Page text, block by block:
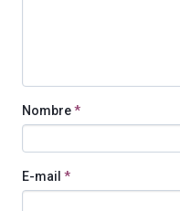
Nombre*
E-mail *